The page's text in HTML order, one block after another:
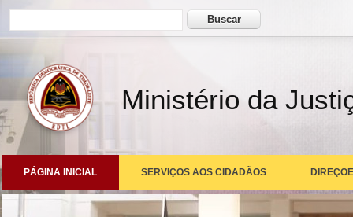
Formulário de busca Buscar
Ministério da
PÁGINA INICIAL SERVIÇOS AOS CIDADÃOS